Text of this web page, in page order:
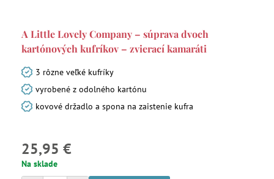
A Little Lovely Company – súprava dvoch
kartónových kufríkov – zvierací kamaráti
3 rôzne veľké kufríky
vyrobené z odolného kartónu
kovové držadlo a spona na zaistenie kufra
25,95 €
Na sklade